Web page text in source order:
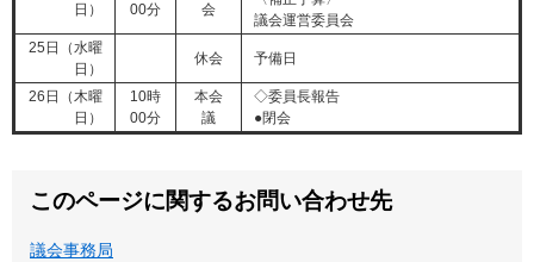
日）
00分
会
議会運営委員会
25日（水曜
日）
休会 予備日
26日（木曜
日）
10時
00分
本会
議
◇委員長報告
​●閉会
このページに関するお問い合わせ先
議会事務局